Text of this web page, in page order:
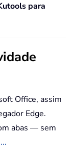
para
Office, assim
Edge.
abas — sem